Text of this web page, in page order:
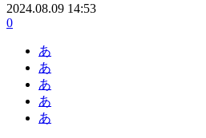
2024.08.09 14:53
0
あ
あ
あ
あ
あ